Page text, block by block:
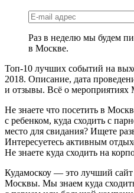
Раз в неделю мы будем
в Москве.
Топ-10 лучших событий на
2018. Описание, дата
и отзывы. Всё о мероприятиях
Не знаете что посетить в
с ребенком, куда сходить с
место для свидания? Ищете
Интересуетесь активным
Не знаете куда сходить на
Кудамоскоу — это лучший
Москвы. Мы знаем куда